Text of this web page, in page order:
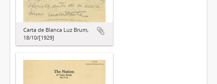
Carta de Blanca Luz Brum,
18/10/[1929]